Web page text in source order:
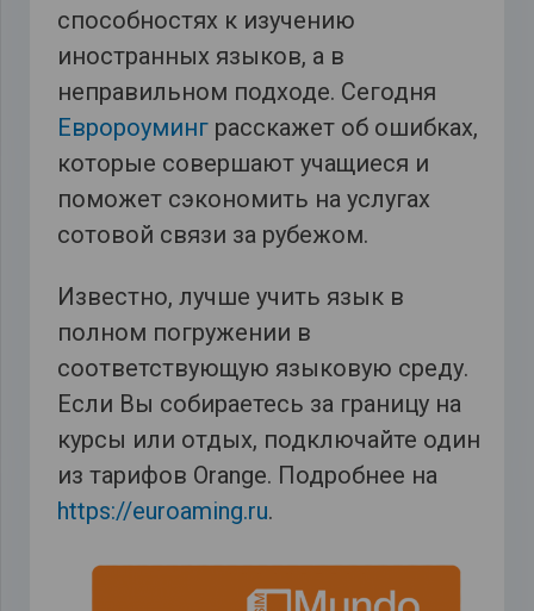
способностях к изучению
иностранных языков, а в
неправильном подходе. Сегодня
Евророуминграсскажет об ошибках,
которые совершают учащиеся и
поможет сэкономить на услугах
сотовой связи за рубежом.
Известно, лучше учить язык в
полном погружении в
соответствующую языковую среду.
Если Вы собираетесь за границу на
курсы или отдых, подключайте один
из тарифов Orange. Подробнее на
https://euroaming.ru.